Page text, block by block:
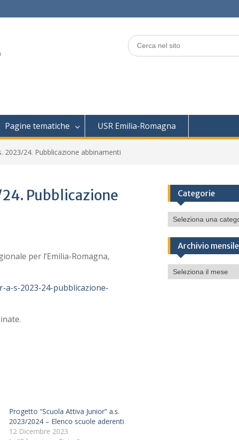
Search
for:
Pagine tematiche USR Emilia-Romagna
2023/24. Pubblicazione abbinamenti
Pubblicazione
per l’Emilia-Romagna,
s-2023-24-pubblicazione-
Progetto “Scuola Attiva Junior” a.s.
2023/2024 – Elenco scuole aderenti
12 Dicembre 2023
Categorie
Categorie
Archivio mensile
Archivio
mensile